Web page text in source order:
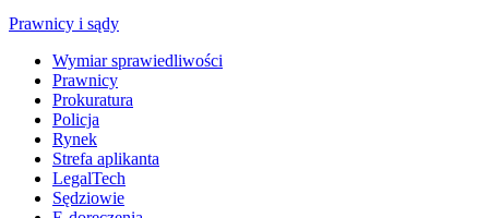
Prawnicy i sądy
Wymiar sprawiedliwości
Prawnicy
Prokuratura
Policja
Rynek
Strefa aplikanta
LegalTech
Sędziowie